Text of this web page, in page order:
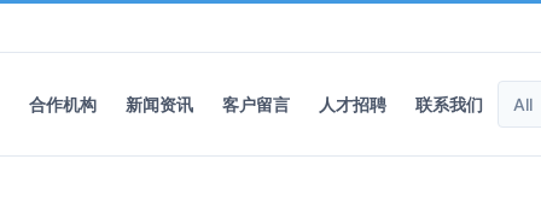
合作机构 新闻资讯 客户留言 人才招聘 联系我们